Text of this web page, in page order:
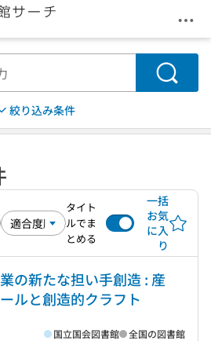
メ
検索
絞り込み条件
タイト
ルでま
とめる
一括
お気
に入
り
の新たな担い手創造 : 産
ルと創造的クラフト
国立国会図書館 全国の図書館